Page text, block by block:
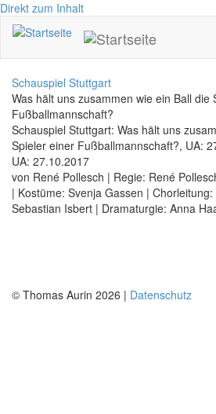
Direkt zum Inhalt
Schauspiel Stuttgart
Was hält uns zusammen wie ein Ball die
Fußballmannschaft?
Schauspiel Stuttgart: Was hält uns
Spieler einer Fußballmannschaft?, UA:
UA: 27.10.2017
von René Pollesch | Regie: René
| Kostüme: Svenja Gassen |
Sebastian Isbert | Dramaturgie: Anna
© Thomas Aurin 2026 | Datenschutz